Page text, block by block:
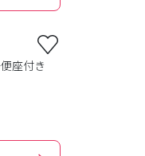
座付き